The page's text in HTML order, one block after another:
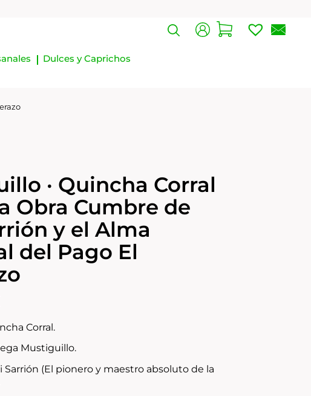
Dulces y Caprichos
· Quincha Corral
Obra Cumbre de
y el Alma
del Pago El
Corral.
Mustiguillo.
Sarrión (El pionero y maestro absoluto de la